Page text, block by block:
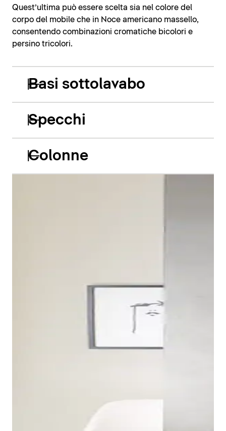
Quest’ultima può essere scelta sia nel colore del
corpo del mobile che in Noce americano massello,
consentendo combinazioni cromatiche bicolori e
persino tricolori.
Basi sottolavabo
Specchi
Colonne